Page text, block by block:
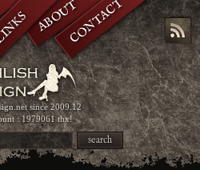
since 2009.12
: 1979061 thx!
ABOUTCONTACT
search